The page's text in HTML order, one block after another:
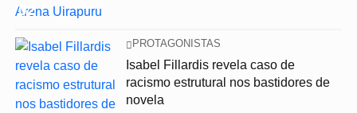
02
PROTAGONISTAS
Isabel Fillardis revela caso de
racismo estrutural nos bastidores de
novela